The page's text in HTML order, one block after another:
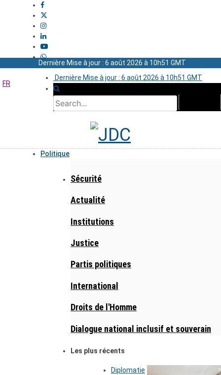
Dernière Mise à jour : 6 août 2026 à 10h51 GMT
Dernière Mise à jour : 6 août 2026 à 10h51 GMT
FR
Politique
Sécurité
Actualité
Institutions
Justice
Partis politiques
International
Droits de l'Homme
Dialogue national inclusif et souverain
Les plus récents
Diplomatie